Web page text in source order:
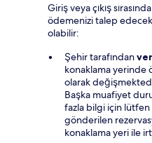
Giriş veya çıkış
ödemenizi talep
olabilir:
Şehir tarafından
konaklama yerinde
olarak
Başka muafiyet
fazla bilgi için lütfen
gönderilen
konaklama yeri ile